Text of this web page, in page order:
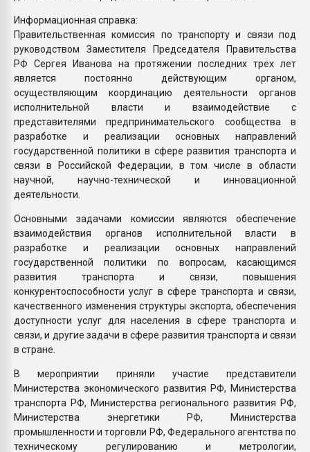
Информационная справка:
Правительственная комиссия по транспорту и связи под
руководством Заместителя Председателя Правительства
РФ Сергея Иванова на протяжении последних трех лет
является постоянно действующим органом,
осуществляющим координацию деятельности органов
исполнительной власти и взаимодействие с
представителями предпринимательского сообщества в
разработке и реализации основных направлений
государственной политики в сфере развития транспорта и
связи в Российской Федерации, в том числе в области
научной, научно-технической и инновационной
деятельности.
Основными задачами комиссии являются обеспечение
взаимодействия органов исполнительной власти в
разработке и реализации основных направлений
государственной политики по вопросам, касающимся
развития транспорта и связи, повышения
конкурентоспособности услуг в сфере транспорта и связи,
качественного изменения структуры экспорта, обеспечения
доступности услуг для населения в сфере транспорта и
связи, и другие задачи в сфере развития транспорта и связи
в стране.
В мероприятии приняли участие представители
Министерства экономического развития РФ, Министерства
транспорта РФ, Министерства регионального развития РФ,
Министерства энергетики РФ, Министерства
промышленности и торговли РФ, Федерального агентства по
техническому регулированию и метрологии,